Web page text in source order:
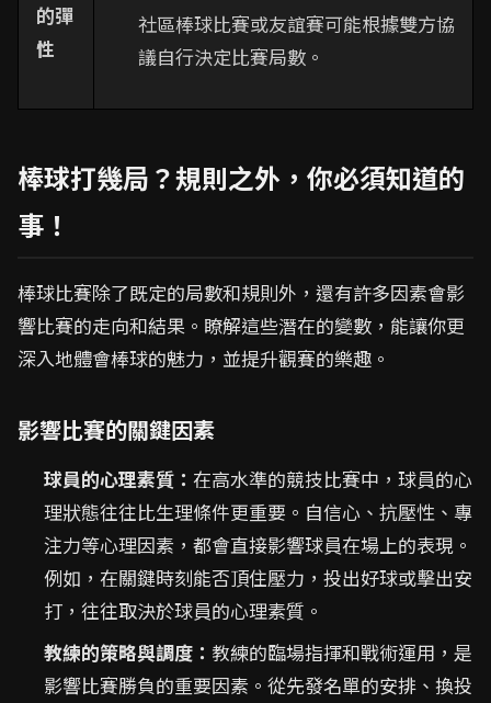
的彈
性
社區棒球比賽或友誼賽可能根據雙方協
議自行決定比賽局數。
棒球打幾局？規則之外，你必須知道的
事！
棒球比賽除了既定的局數和規則外，還有許多因素會影
響比賽的走向和結果。瞭解這些潛在的變數，能讓你更
深入地體會棒球的魅力，並提升觀賽的樂趣。
影響比賽的關鍵因素
球員的心理素質： 在高水準的競技比賽中，球員的心
理狀態往往比生理條件更重要。自信心、抗壓性、專
注力等心理因素，都會直接影響球員在場上的表現。
例如，在關鍵時刻能否頂住壓力，投出好球或擊出安
打，往往取決於球員的心理素質。
教練的策略與調度： 教練的臨場指揮和戰術運用，是
影響比賽勝負的重要因素。從先發名單的安排、換投